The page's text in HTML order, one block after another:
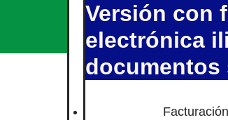
Versión con
electrónica
documentos